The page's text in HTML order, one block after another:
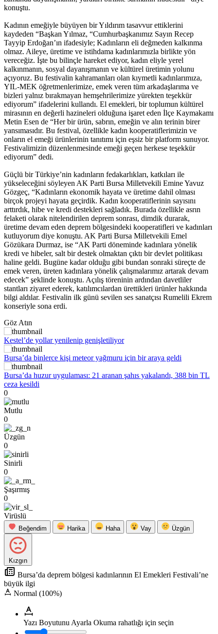
konuştu.
Kadının emeğiyle büyüyen bir Yıldırım tasavvur ettiklerini
kaydeden “Başkan Yılmaz, “Cumhurbaşkanımız Sayın Recep
Tayyip Erdoğan’ın ifadesiyle; Kadınların eli değmeden kalkınma
olmaz. Aileye, üretime ve istihdama kadınlarımızla birlikte yön
vereceğiz. İşte bu bilinçle hareket ediyor, kadın eliyle yerel
kalkınmanın, sosyal dayanışmanın ve kültürel üretimin yolunu
açıyoruz. Bu festivalin kahramanları olan kıymetli kadınlarımıza,
YIL-MEK öğretmenlerimize, emek veren tüm arkadaşlarıma ve
bizleri yalnız bırakmayan hemşehrilerimize yürekten teşekkür
ediyorum” ifadelerini kullandı. El emekleri, bir toplumun kültürel
mirasının en değerli hazineleri olduğuna işaret eden İlçe Kaymakamı
Metin Esen de “Her bir ürün, sabrın, emeğin ve alın terinin birer
yansımasıdır. Bu festival, özellikle kadın kooperatiflerimizin ve
onların el emeği ürünlerinin tanıtımı için eşsiz bir platform sunuyor.
Festivalimizin düzenlenmesinde emeği geçen herkese teşekkür
ediyorum” dedi.
Güçlü bir Türkiye’nin kadınların fedakarlıkları, katkıları ile
yükseleceğini söyleyen AK Parti Bursa Milletvekili Emine Yavuz
Gözgeç, “Kadınların ekonomik hayata ve üretime dahil olması
birçok projeyi hayata geçirdik. Kadın kooperatiflerinin sayısını
arttırdık, hibe ve kredi destekleri sağladık. Burada özellikle asrın
felaketi olarak nitelendirilen deprem sonrası, dimdik durarak,
üretime devam eden deprem bölgesindeki kooperatifleri ve kadınları
kutluyorum diye konuştu. AK Parti Bursa Milletvekili Emel
Gözükara Durmaz, ise “AK Parti döneminde kadınlara yönelik
kredi ve hibeler, salt bir destek olmaktan çıktı bir devlet politikası
haline geldi. Bugüne kadar olduğu gibi bundan sonraki süreçte de
emek veren, üreten kadınlara yönelik çalışmalarımız artarak devam
edecek” şeklinde konuştu. Açılış töreninin ardından davetliler
stantları ziyaret ederek, katılımcılardan ürettikleri ürünler hakkında
bilgi aldılar. Festivalin ilk günü sevilen ses sanatçısı Rumelili Ekrem
konseriyle sona erdi.
Göz Atın
Kestel’de yollar yenilenip genişletiliyor
Bursa’da binlerce kişi meteor yağmuru için bir araya geldi
Bursa’da huzur uygulaması: 21 aranan şahıs yakalandı, 388 bin TL
ceza kesildi
0
Mutlu
0
Üzgün
0
Sinirli
0
Şaşırmış
0
Virüslü
Beğendim Harika Haha Vay Üzgün
Kızgın
Bursa’da deprem bölgesi kadınlarının El Emekleri Festivali’ne
büyük ilgi
Normal (100%)
Yazı Boyutunu Ayarla Okuma rahatlığı için seçin